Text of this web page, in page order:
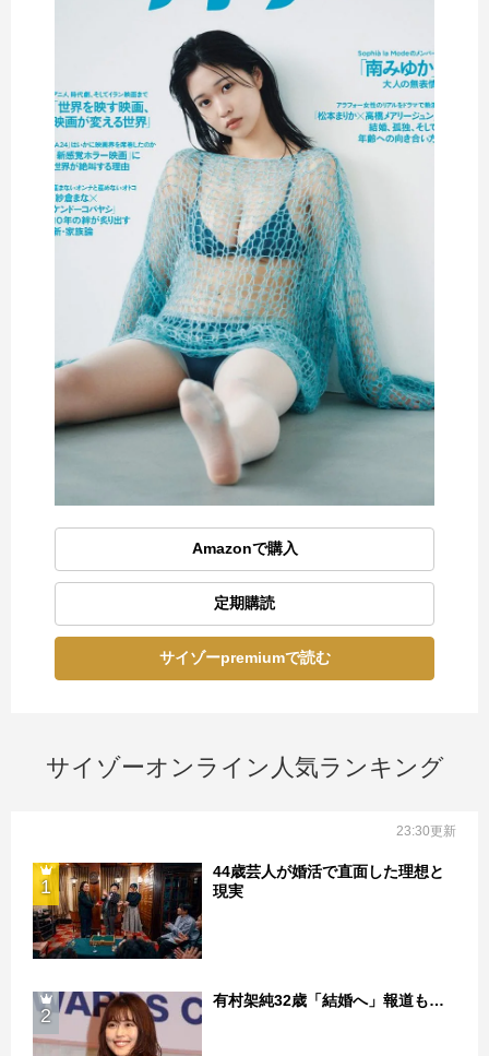
Amazonで購入
定期購読
サイゾーpremiumで読む
サイゾーオンライン人気ランキング
23:30更新
1
44歳芸人が婚活で直面した理想と
現実
2
有村架純32歳「結婚へ」報道も…